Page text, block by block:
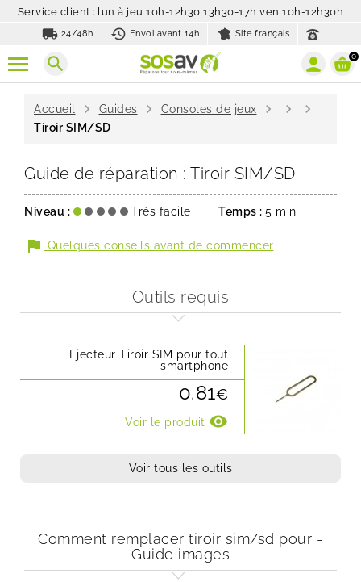
Service client : lun à jeu 10h-12h30 13h30-17h ven 10h-12h30h
local_shipping 24/48h history_toggle_off
Envoi avant 14h Site français
search 0
Accueil chevron_right Guides chevron_right Consoles de jeux chevron_right chevron_right chevron_right
Tiroir SIM/SD
Guide de réparation : Tiroir SIM/SD
Niveau : Très facile Temps : 5 min
flag Quelques conseils avant de commencer
Outils requis
Ejecteur Tiroir SIM pour tout
smartphone
0.81€
Voir le produit visibility
Voir tous les outils
Comment remplacer tiroir sim/sd pour -
Guide images